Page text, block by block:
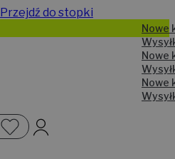
Przejdź do stopki